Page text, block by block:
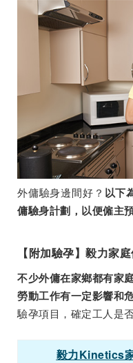
外傭驗身邊間好？ 以下
傭驗身計劃，以便僱主
【附加驗孕】毅力家
不少外傭在家鄉都有家
勞動工作有一定影響和
驗孕項目，確定工人是否
毅力Kinetics